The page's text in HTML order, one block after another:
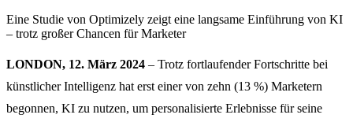
Eine Studie von Optimizely zeigt eine langsame Einführung von KI
– trotz großer Chancen für Marketer
LONDON, 12. März 2024 – Trotz fortlaufender Fortschritte bei
künstlicher Intelligenz hat erst einer von zehn (13 %) Marketern
begonnen, KI zu nutzen, um personalisierte Erlebnisse für seine